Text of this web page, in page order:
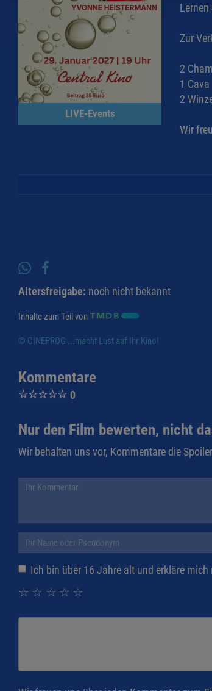
LIVE-Events
Zur
2
1 Cava
2
Wir
Altersfreigabe: noch nicht bekannt
Inhalte zum Teil von
© CINEPROG ...macht Lust auf Ihr Kino!
Kommentare
☆☆☆☆☆ 0
Nur den Film bewerten, nicht
Wir behalten uns vor, Kommentare die
Ich bin über 16 Jahre alt und erkläre mich
☆
☆
☆
☆
☆